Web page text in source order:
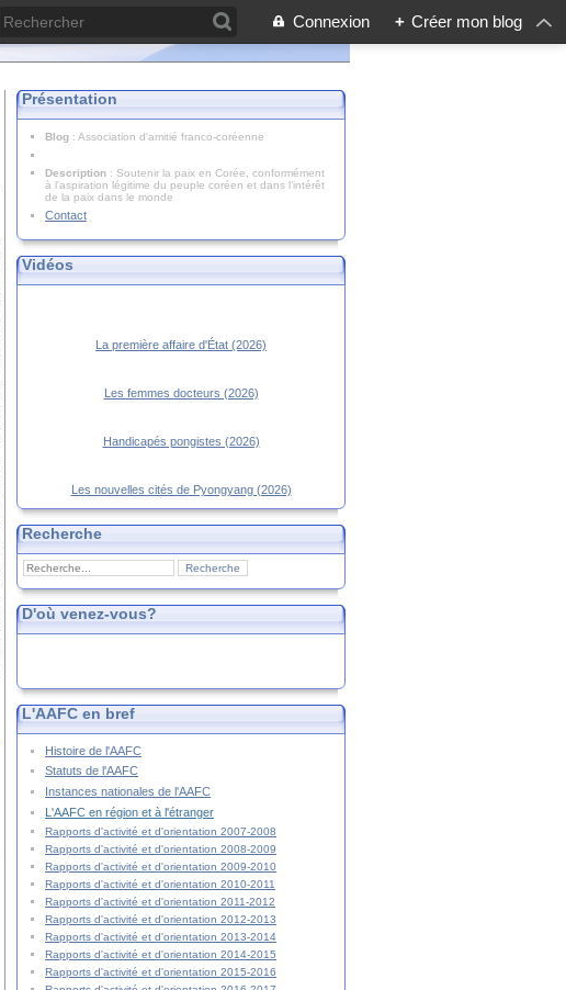
Connexion + Créer mon blog
Présentation
Blog : Association d'amitié franco-coréenne
Description : Soutenir la paix en Corée, conformément
à l'aspiration légitime du peuple coréen et dans l’intérêt
de la paix dans le monde
Contact
Vidéos
La première affaire d'État (2026)
Les femmes docteurs (2026)
Handicapés pongistes (2026)
Les nouvelles cités de Pyongyang (2026)
Recherche
D'où venez-vous?
L'AAFC en bref
Histoire de l'AAFC
Statuts de l'AAFC
Instances nationales de l'AAFC
L'AAFC en région et à l'étranger
Rapports d'activité et d'orientation 2007-2008
Rapports d'activité et d'orientation 2008-2009
Rapports d'activité et d'orientation 2009-2010
Rapports d'activité et d'orientation 2010-2011
Rapports d'activité et d'orientation 2011-2012
Rapports d'activité et d'orientation 2012-2013
Rapports d'activité et d'orientation 2013-2014
Rapports d'activité et d'orientation 2014-2015
Rapports d'activité et d'orientation 2015-2016